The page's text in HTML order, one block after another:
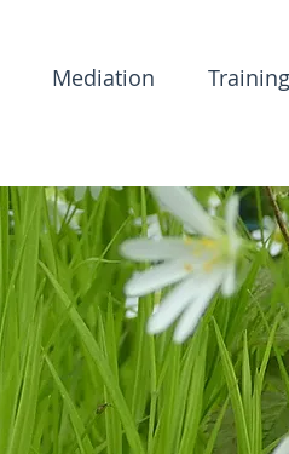
Mediation Training